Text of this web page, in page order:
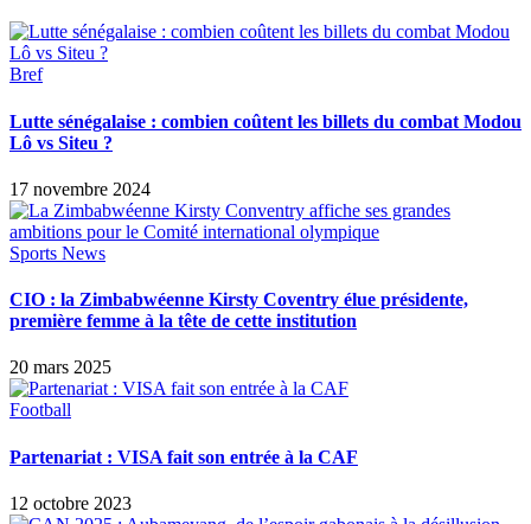
Bref
Lutte sénégalaise : combien coûtent les billets du combat Modou
Lô vs Siteu ?
17 novembre 2024
Sports News
CIO : la Zimbabwéenne Kirsty Coventry élue présidente,
première femme à la tête de cette institution
20 mars 2025
Football
Partenariat : VISA fait son entrée à la CAF
12 octobre 2023